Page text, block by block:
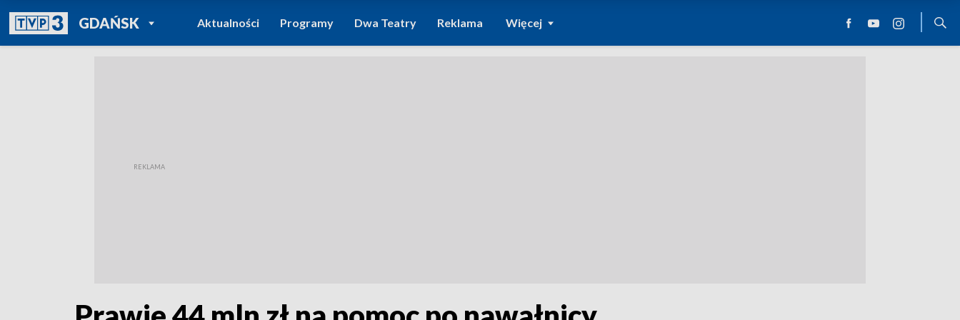
GDAŃSKPOWRÓT DO
TVP REGIONY
Aktualności Programy Dwa Teatry Reklama Więcej